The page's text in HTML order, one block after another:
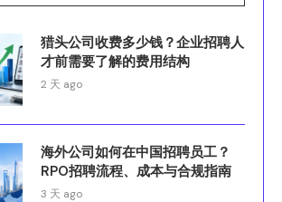
猎头公司收费多少钱？企业招聘人
才前需要了解的费用结构
2 天 ago
海外公司如何在中国招聘员工？
RPO招聘流程、成本与合规指南
3 天 ago